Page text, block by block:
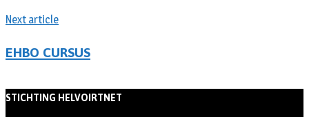
Next article
EHBO CURSUS
STICHTING HELVOIRTNET